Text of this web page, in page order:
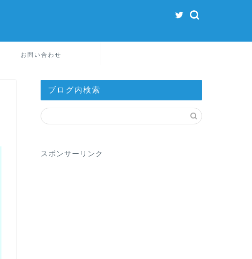
お問い合わせ
ブログ内検索
スポンサーリンク